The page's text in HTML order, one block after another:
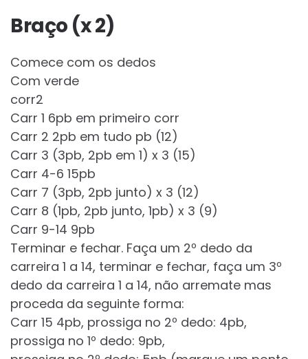
Braço (x 2)
Comece com os dedos
Com verde
corr2
Carr 1 6pb em primeiro corr
Carr 2 2pb em tudo pb (12)
Carr 3 (3pb, 2pb em 1) x 3 (15)
Carr 4-6 15pb
Carr 7 (3pb, 2pb junto) x 3 (12)
Carr 8 (1pb, 2pb junto, 1pb) x 3 (9)
Carr 9-14 9pb
Terminar e fechar. Faça um 2º dedo da
carreira 1 a 14, terminar e fechar, faça um 3º
dedo da carreira 1 a 14, não arremate mas
proceda da seguinte forma:
Carr 15 4pb, prossiga no 2º dedo: 4pb,
prossiga no 1º dedo: 9pb,